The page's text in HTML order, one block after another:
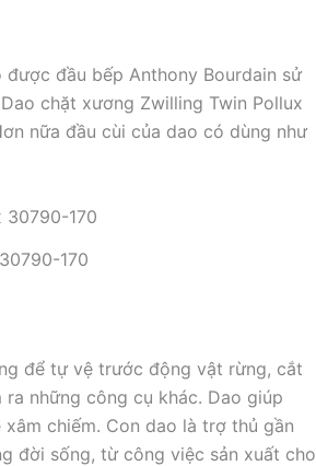
đầu bếp Anthony Bourdain sử
chặt xương Zwilling Twin Pollux
nữa đầu cùi của dao có dùng như
170
để tự vệ trước động vật rừng, cắt
những công cụ khác. Dao giúp
chiếm. Con dao là trợ thủ gần
đời sống, từ công việc sản xuất cho